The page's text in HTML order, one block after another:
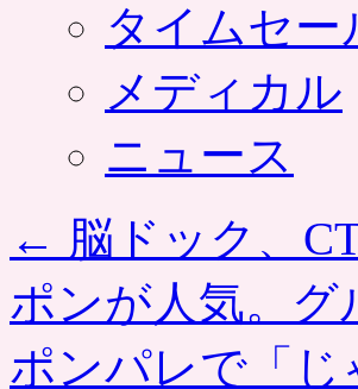
タイムセー
メディカル
ニュース
← 脳ドック、
ポンが人気。グ
ポンパレで「